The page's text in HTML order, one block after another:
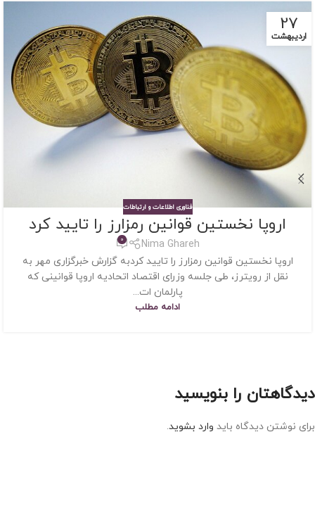
27
اردیبهشت
فناوری اطلاعات و ارتباطات
اروپا نخستین قوانین رمزارز را تایید کرد
Nima Ghareh
0
اروپا نخستین قوانین رمزارز را تایید کردبه گزارش خبرگزاری مهر به
نقل از رویترز، طی جلسه وزرای اقتصاد اتحادیه اروپا قوانینی که
پارلمان ات...
ادامه مطلب
دیدگاهتان را بنویسید
برای نوشتن دیدگاه باید وارد بشوید.